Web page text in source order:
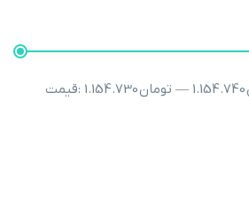
قیمت: 1.154.730 تومان—